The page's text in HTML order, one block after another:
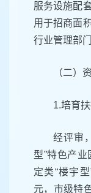
服务设施配
用于招商面
行业管理部
（二）
1.培育
经评审
型”特色产
定类“楼宇
元，市级特